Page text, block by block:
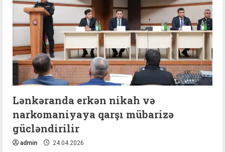
Lənkəranda erkən nikah və
narkomaniyaya qarşı mübarizə
gücləndirilir
admin 24.04.2026